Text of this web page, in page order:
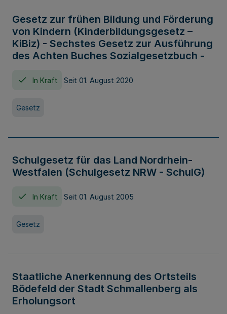
Gesetz zur frühen Bildung und Förderung
von Kindern (Kinderbildungsgesetz –
KiBiz) - Sechstes Gesetz zur Ausführung
des Achten Buches Sozialgesetzbuch -
In Kraft Seit 01. August 2020
Gesetz
Schulgesetz für das Land Nordrhein-
Westfalen (Schulgesetz NRW - SchulG)
In Kraft Seit 01. August 2005
Gesetz
Staatliche Anerkennung des Ortsteils
Bödefeld der Stadt Schmallenberg als
Erholungsort